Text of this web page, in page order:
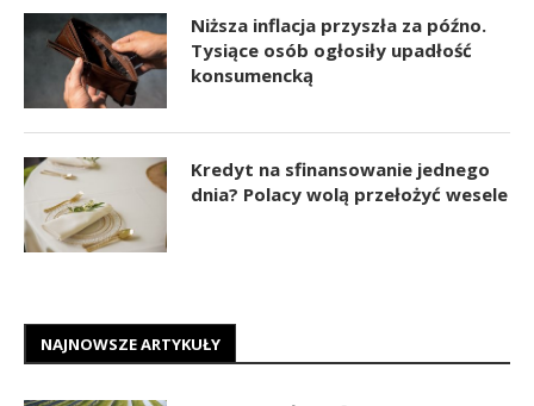
Niższa inflacja przyszła za późno.
Tysiące osób ogłosiły upadłość
konsumencką
Kredyt na sfinansowanie jednego
dnia? Polacy wolą przełożyć wesele
NAJNOWSZE ARTYKUŁY